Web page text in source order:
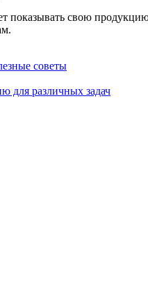
свою
советы
для различных задач